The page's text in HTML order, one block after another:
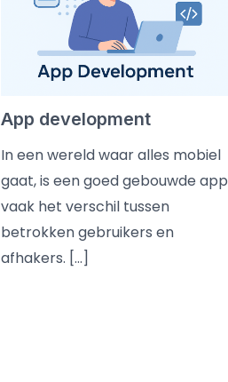
App development
In een wereld waar alles mobiel
gaat, is een goed gebouwde app
vaak het verschil tussen
betrokken gebruikers en
afhakers. […]